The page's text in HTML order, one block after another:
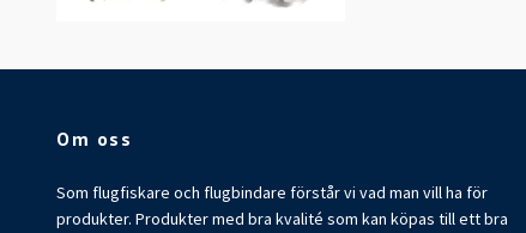
Om oss
Som flugfiskare och flugbindare förstår vi vad man vill ha för
produkter. Produkter med bra kvalité som kan köpas till ett bra